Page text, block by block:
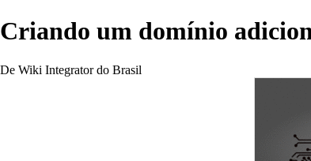
Criando um domínio
De Wiki Integrator do Brasil